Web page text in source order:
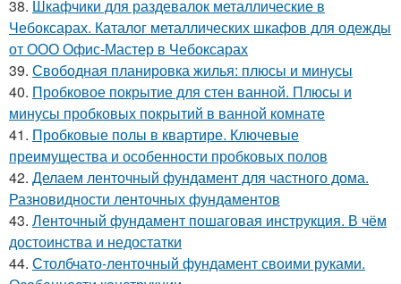
38. Шкафчики для раздевалок металлические в
Чебоксарах. Каталог металлических шкафов для одежды
от ООО Офис-Мастер в Чебоксарах
39. Свободная планировка жилья: плюсы и минусы
40. Пробковое покрытие для стен ванной. Плюсы и
минусы пробковых покрытий в ванной комнате
41. Пробковые полы в квартире. Ключевые
преимущества и особенности пробковых полов
42. Делаем ленточный фундамент для частного дома.
Разновидности ленточных фундаментов
43. Ленточный фундамент пошаговая инструкция. В чём
достоинства и недостатки
44. Столбчато-ленточный фундамент своими руками.